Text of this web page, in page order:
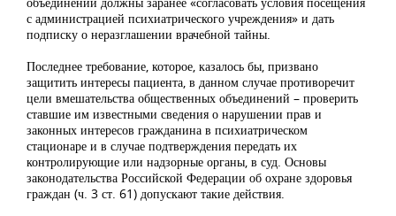
с администрацией психиатрического учреждения» и дать
подписку о неразглашении врачебной тайны.
Последнее требование, которое, казалось бы, призвано
защитить интересы пациента, в данном случае противоречит
цели вмешательства общественных объединений – проверить
ставшие им известными сведения о нарушении прав и
законных интересов гражданина в психиатрическом
стационаре и в случае подтверждения передать их
контролирующие или надзорные органы, в суд. Основы
законодательства Российской Федерации об охране здоровья
граждан (ч. 3 ст. 61) допускают такие действия.